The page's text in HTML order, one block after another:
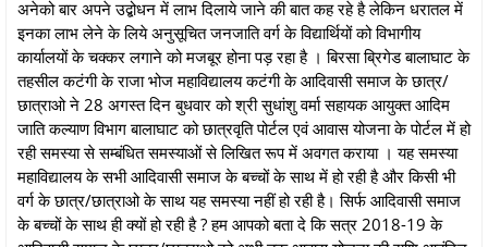
अनेको बार अपने उद्बोधन में लाभ दिलाये जाने की बात कह रहे है लेकिन धरातल में
इनका लाभ लेने के लिये अनुसूचित जनजाति वर्ग के विद्यार्थियों को विभागीय
कार्यालयों के चक्कर लगाने को मजबूर होना पड़ रहा है । बिरसा ब्रिगेड बालाघाट के
तहसील कटंगी के राजा भोज महाविद्यालय कटंगी के आदिवासी समाज के छात्र/
छात्राओ ने 28 अगस्त दिन बुधवार को श्री सुधांशु वर्मा सहायक आयुक्त आदिम
जाति कल्याण विभाग बालाघाट को छात्रवृति पोर्टल एवं आवास योजना के पोर्टल में हो
रही समस्या से सम्बंधित समस्याओं से लिखित रूप में अवगत कराया । यह समस्या
महाविद्यालय के सभी आदिवासी समाज के बच्चों के साथ में हो रही है और किसी भी
वर्ग के छात्र/छात्राओ के साथ यह समस्या नहीं हो रही है। सिर्फ आदिवासी समाज
के बच्चों के साथ ही क्यों हो रही है ? हम आपको बता दे कि सत्र 2018-19 के